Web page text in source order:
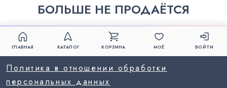
БОЛЬШЕ НЕ ПРОДАЁТСЯ
ГЛАВНАЯ КАТАЛОГ КОРЗИНА МОЁ ВОЙТИ
Политика в отношении обработки
персональных данных